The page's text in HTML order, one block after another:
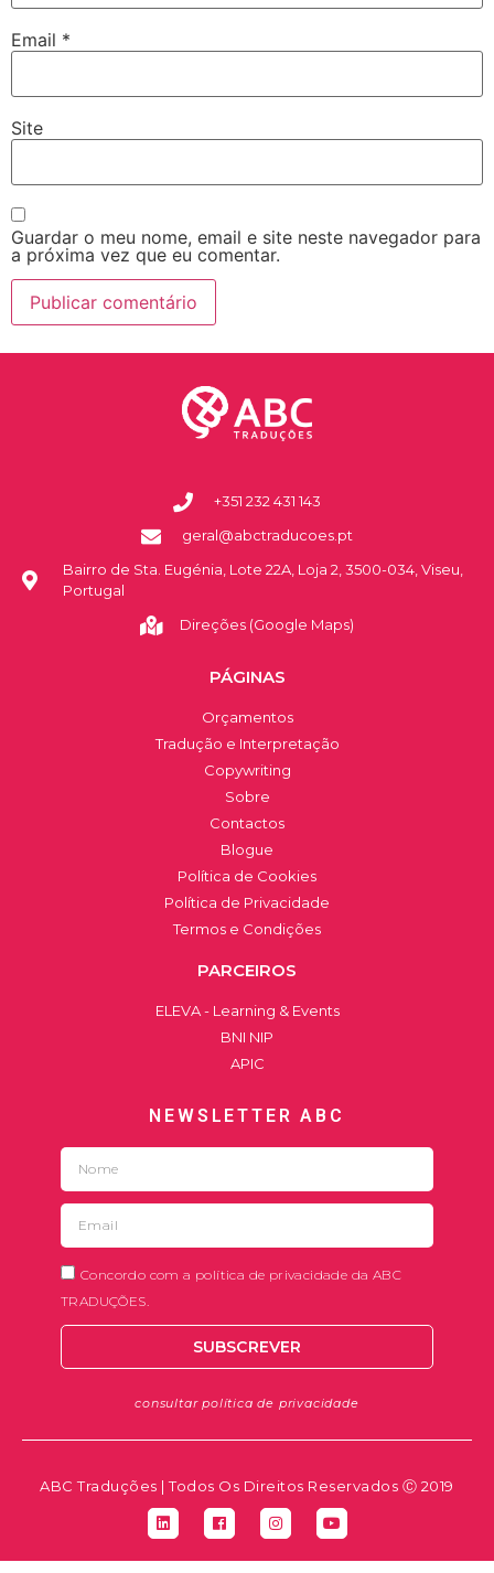
Email *
Site
Guardar o meu nome, email e site neste navegador para
a próxima vez que eu comentar.
+351 232 431 143
geral@abctraducoes.pt
Bairro de Sta. Eugénia, Lote 22A, Loja 2, 3500-034, Viseu,
Portugal
Direções (Google Maps)
PÁGINAS
Orçamentos
Tradução e Interpretação
Copywriting
Sobre
Contactos
Blogue
Política de Cookies
Política de Privacidade
Termos e Condições
PARCEIROS
ELEVA - Learning & Events
BNI NIP
APIC
NEWSLETTER ABC
Concordo com a política de privacidade da ABC
TRADUÇÕES.
SUBSCREVER
consultar política de privacidade
ABC Traduções | Todos Os Direitos Reservados Ⓒ 2019